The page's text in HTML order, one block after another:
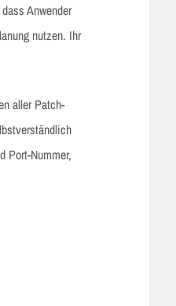
Anwender
nutzen. Ihr
aller Patch-
Port-Nummer,